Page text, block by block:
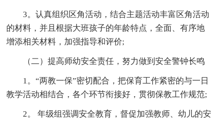
3。认真组织区角活动，结合主题活动丰富区角活动
的材料，并且根据大班孩子的年龄特点，全面、有序地
增添相关材料，加强指导和评价;
（二）提高师幼安全责任，努力做到安全警钟长鸣
1。“两教一保”密切配合，把保育工作紧密的与一日
教学活动相结合，各个环节衔接好，贯彻保教工作规范;
2。 年级组强调安全教育，督促加强教师、幼儿的安